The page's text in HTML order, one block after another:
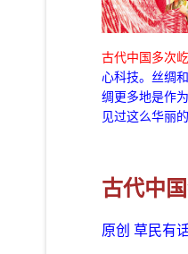
古代中国多次
心科技。丝绸
绸更多地是作
见过这么华丽
古代中
原创 草民有